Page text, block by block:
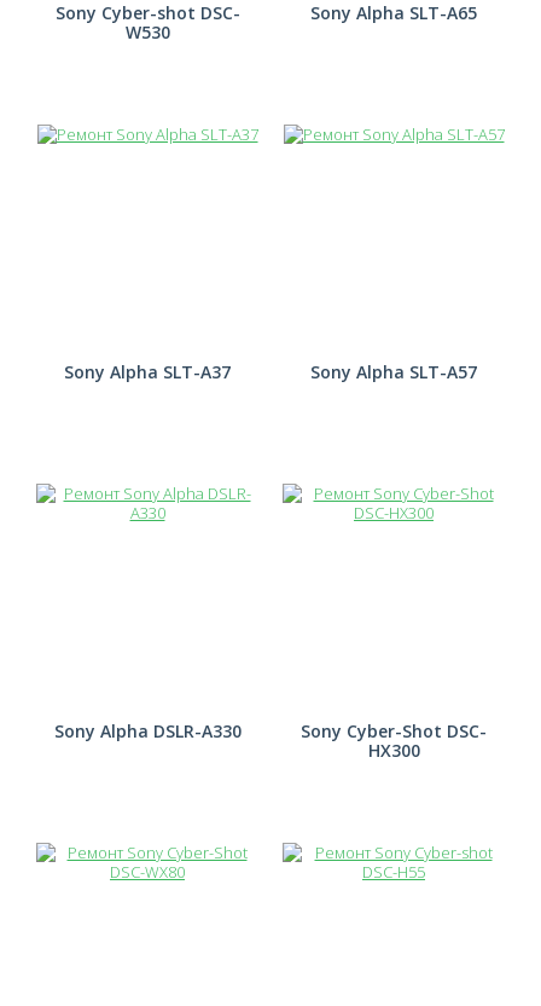
Sony Cyber-shot DSC-
W530
Sony Alpha SLT-A65
Sony Alpha SLT-A37 Sony Alpha SLT-A57
Sony Alpha DSLR-A330
Sony Cyber-Shot DSC-
HX300